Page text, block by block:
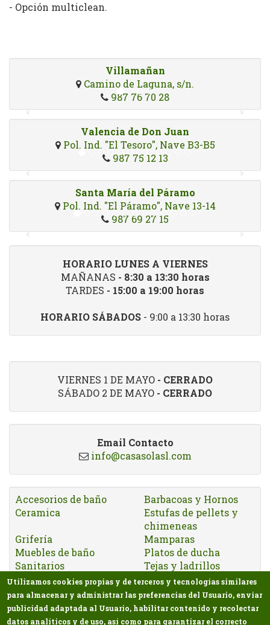
- Opción multiclean.
Villamañan
Camino de Laguna, s/n.
987 76 70 28
Valencia de Don Juan
Pol. Ind. "El Tesoro", Nave B3-B5
987 75 12 13
Santa María del Páramo
Pol. Ind. "El Páramo", Nave 13-14
987 69 27 15
HORARIO LUNES A VIERNES
MAÑANAS - 8:30 a 13:30 horas
TARDES - 15:00 a 19:00 horas
HORARIO SÁBADOS - 9:00 a 13:30 horas
VIERNES 1 DE MAYO - CERRADO
SÁBADO 2 DE MAYO - CERRADO
Email Contacto
info@casasolasl.com
Accesorios de baño
Barbacoas y Hornos
Ceramica
Estufas de pellets y
chimeneas
Grifería
Mamparas
Muebles de baño
Platos de ducha
Sanitarios
Tejas y ladrillos
VELUX
Utilizamos cookies propias y de terceros y tecnologías similares
para almacenar y administrar las preferencias del Usuario, enviar
publicidad adaptada al Usuario, habilitar contenido y recolectar
datos analíticos y de uso, así como para garantizar el correcto